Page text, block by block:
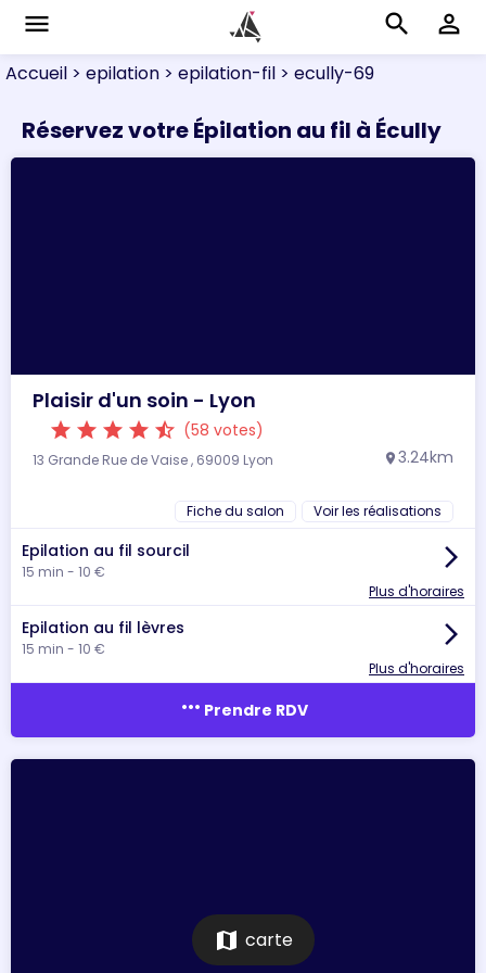
menu search perm_identity
Accueil > epilation > epilation-fil > ecully-69
Réservez votre Épilation au fil à Écully
Plaisir d'un soin - Lyon
star star star star star_half (58 votes)
13 Grande Rue de Vaise , 69009 Lyon location_on 3.24km
Fiche du salon Voir les réalisations
Epilation au fil sourcil
15 min - 10 €
arrow_forward_ios
Plus d'horaires
Epilation au fil lèvres
15 min - 10 €
arrow_forward_ios
Plus d'horaires
more_horiz Prendre RDV
map carte